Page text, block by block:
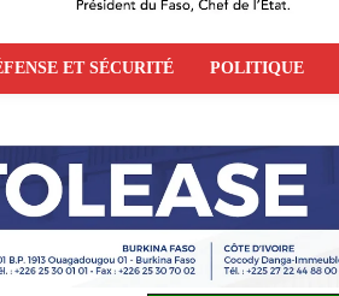
ET SÉCURITÉ POLITIQUE